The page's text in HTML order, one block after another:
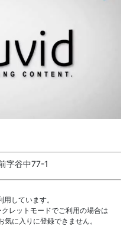
字谷中77-1
用しています。
レットモードでご利用の場合は
に入りに登録できません。